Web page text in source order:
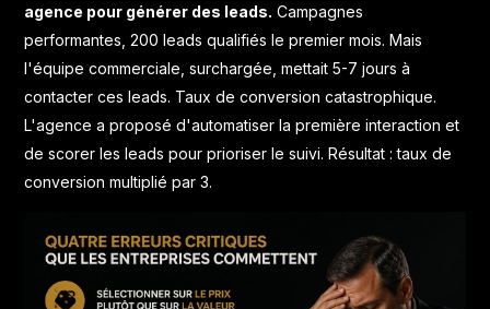
agence pour générer des leads. Campagnes
performantes, 200 leads qualifiés le premier mois. Mais
l'équipe commerciale, surchargée, mettait 5-7 jours à
contacter ces leads. Taux de conversion catastrophique.
L'agence a proposé d'automatiser la première interaction et
de scorer les leads pour prioriser le suivi. Résultat : taux de
conversion multiplié par 3.